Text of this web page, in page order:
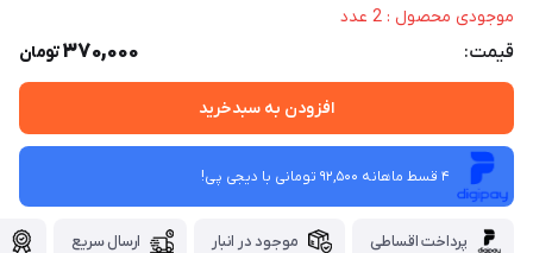
موجودی محصول : 2 عدد
قیمت: 370,000تومان
افزودن به سبدخرید
4 قسط ماهانه 92,500 تومانی با دیجی ‌پی!
پرداخت اقساطی موجود در انبار ارسال سریع